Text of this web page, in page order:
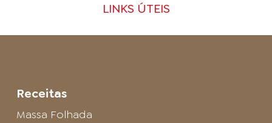
LINKS ÚTEIS
Receitas
Massa Folhada